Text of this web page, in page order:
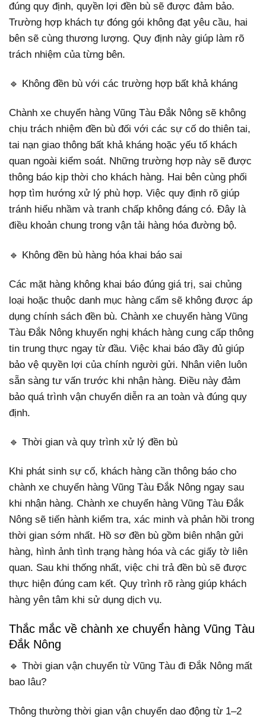
đúng quy định, quyền lợi đền bù sẽ được đảm bảo.
Trường hợp khách tự đóng gói không đạt yêu cầu, hai
bên sẽ cùng thương lượng. Quy định này giúp làm rõ
trách nhiệm của từng bên.
🔹 Không đền bù với các trường hợp bất khả kháng
Chành xe chuyển hàng Vũng Tàu Đắk Nông sẽ không
chịu trách nhiệm đền bù đối với các sự cố do thiên tai,
tai nạn giao thông bất khả kháng hoặc yếu tố khách
quan ngoài kiểm soát. Những trường hợp này sẽ được
thông báo kịp thời cho khách hàng. Hai bên cùng phối
hợp tìm hướng xử lý phù hợp. Việc quy định rõ giúp
tránh hiểu nhầm và tranh chấp không đáng có. Đây là
điều khoản chung trong vận tải hàng hóa đường bộ.
🔹 Không đền bù hàng hóa khai báo sai
Các mặt hàng không khai báo đúng giá trị, sai chủng
loại hoặc thuộc danh mục hàng cấm sẽ không được áp
dụng chính sách đền bù. Chành xe chuyển hàng Vũng
Tàu Đắk Nông khuyến nghị khách hàng cung cấp thông
tin trung thực ngay từ đầu. Việc khai báo đầy đủ giúp
bảo vệ quyền lợi của chính người gửi. Nhân viên luôn
sẵn sàng tư vấn trước khi nhận hàng. Điều này đảm
bảo quá trình vận chuyển diễn ra an toàn và đúng quy
định.
🔹 Thời gian và quy trình xử lý đền bù
Khi phát sinh sự cố, khách hàng cần thông báo cho
chành xe chuyển hàng Vũng Tàu Đắk Nông ngay sau
khi nhận hàng. Chành xe chuyển hàng Vũng Tàu Đắk
Nông sẽ tiến hành kiểm tra, xác minh và phản hồi trong
thời gian sớm nhất. Hồ sơ đền bù gồm biên nhận gửi
hàng, hình ảnh tình trạng hàng hóa và các giấy tờ liên
quan. Sau khi thống nhất, việc chi trả đền bù sẽ được
thực hiện đúng cam kết. Quy trình rõ ràng giúp khách
hàng yên tâm khi sử dụng dịch vụ.
Thắc mắc về chành xe chuyển hàng Vũng Tàu
Đắk Nông
🔹 Thời gian vận chuyển từ Vũng Tàu đi Đắk Nông mất
bao lâu?
Thông thường thời gian vận chuyển dao động từ 1–2